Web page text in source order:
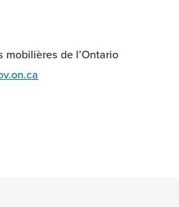
mobilières de l’Ontario